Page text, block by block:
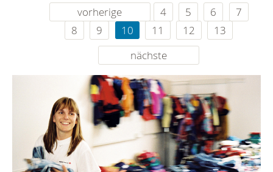
vorherige 4 5 6
7
8
9 10 11 12
13
nächste